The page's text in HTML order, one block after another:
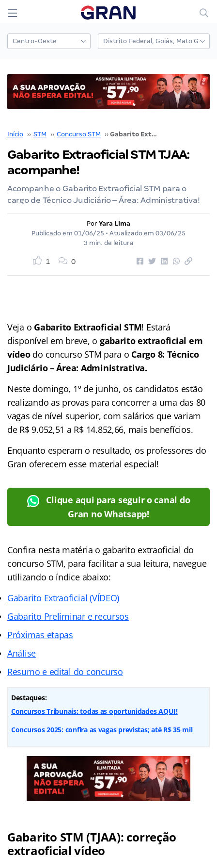
Início ›› STM ›› Concurso STM ›› Gabarito Extraoficial STM TJAA: acompanhe!
Gabarito Extraoficial STM TJAA:
acompanhe!
Acompanhe o Gabarito Extraoficial STM para o
cargo de Técnico Judiciário – Área: Administrativa!
Por Yara Lima
Publicado em 01/06/25 • Atualizado em 03/06/25
3 min. de leitura
1 0
Veja o Gabarito Extraoficial STM! Estará
disponível em breve, o gabarito extraoficial em
vídeodo concurso STM para o Cargo 8: Técnico
Judiciário – Área: Administrativa.
Neste domingo, 1º de junho, os candidatos estão
realizando as provas para concorrer a uma das 80
vagas de nível superior, com salários que variam
de R$ 9.052,51 a R$ 14.852,66, mais benefícios.
Enquanto esperam o resultado, os professores do
Gran oferecem esse material especial!
Clique aqui para seguir o canal do
Gran no Whatsapp!
Confira nesta matéria o gabarito extraoficial do
concurso STM, para facilitar a sua leitura, navegue
utilizando o índice abaixo:
Gabarito Extraoficial (VÍDEO)
Gabarito Preliminar e recursos
Próximas etapas
Análise
Resumo e edital do concurso
Destaques:
Concursos Tribunais: todas as oportunidades AQUI!
Concursos 2025: confira as vagas previstas; até R$ 35 mil
Gabarito STM (TJAA): correção
extraoficial vídeo